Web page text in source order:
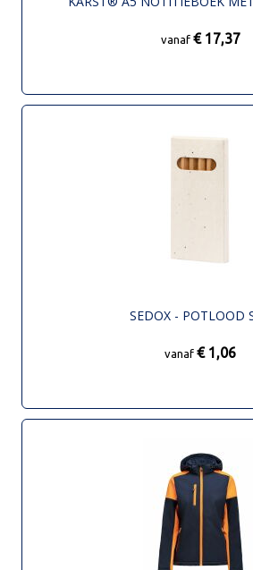
vanaf € 17,37
SEDOX - POTLOOD
vanaf € 1,06